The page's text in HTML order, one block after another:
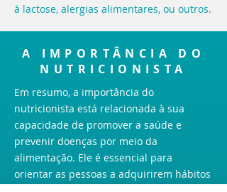
à lactose, alergias alimentares, ou outros.
A IMPORTÂNCIA DO
NUTRICIONISTA
Em resumo, a importância do
nutricionista está relacionada à sua
capacidade de promover a saúde e
prevenir doenças por meio da
alimentação. Ele é essencial para
orientar as pessoas a adquirirem hábitos